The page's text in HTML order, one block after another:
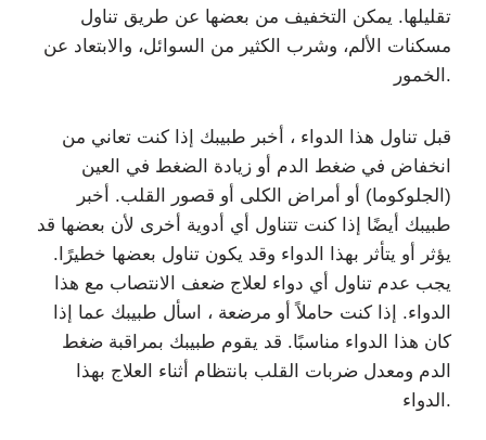
تقليلها. يمكن التخفيف من بعضها عن طريق تناول
مسكنات الألم، وشرب الكثير من السوائل، والابتعاد عن
الخمور.
قبل تناول هذا الدواء ، أخبر طبيبك إذا كنت تعاني من
انخفاض في ضغط الدم أو زيادة الضغط في العين
(الجلوكوما) أو أمراض الكلى أو قصور القلب. أخبر
طبيبك أيضًا إذا كنت تتناول أي أدوية أخرى لأن بعضها قد
يؤثر أو يتأثر بهذا الدواء وقد يكون تناول بعضها خطيرًا.
يجب عدم تناول أي دواء لعلاج ضعف الانتصاب مع هذا
الدواء. إذا كنت حاملاً أو مرضعة ، اسأل طبيبك عما إذا
كان هذا الدواء مناسبًا. قد يقوم طبيبك بمراقبة ضغط
الدم ومعدل ضربات القلب بانتظام أثناء العلاج بهذا
الدواء.